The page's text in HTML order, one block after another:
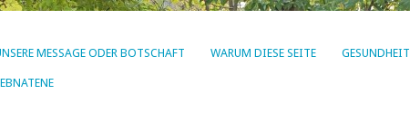
MESSAGE ODER BOTSCHAFT WARUM DIESE SEITE GESUNDHEIT